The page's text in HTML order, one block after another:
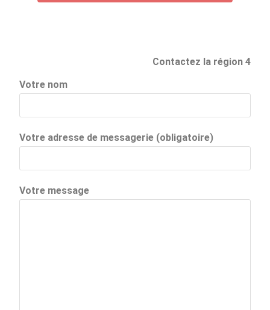
Contactez la région 4
Votre nom
Votre adresse de messagerie (obligatoire)
Votre message